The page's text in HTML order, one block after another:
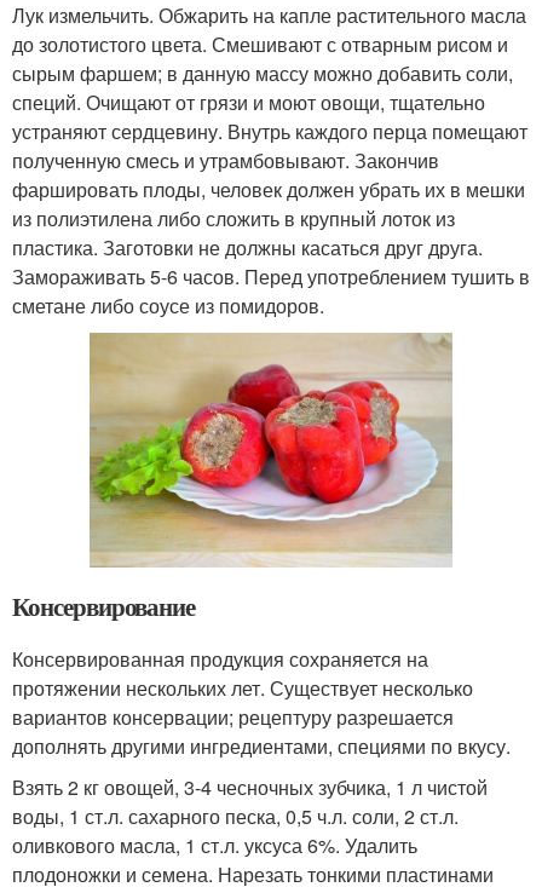
Лук измельчить. Обжарить на капле растительного масла
до золотистого цвета. Смешивают с отварным рисом и
сырым фаршем; в данную массу можно добавить соли,
специй. Очищают от грязи и моют овощи, тщательно
устраняют сердцевину. Внутрь каждого перца помещают
полученную смесь и утрамбовывают. Закончив
фаршировать плоды, человек должен убрать их в мешки
из полиэтилена либо сложить в крупный лоток из
пластика. Заготовки не должны касаться друг друга.
Замораживать 5-6 часов. Перед употреблением тушить в
сметане либо соусе из помидоров.
Консервирование
Консервированная продукция сохраняется на
протяжении нескольких лет. Существует несколько
вариантов консервации; рецептуру разрешается
дополнять другими ингредиентами, специями по вкусу.
Взять 2 кг овощей, 3-4 чесночных зубчика, 1 л чистой
воды, 1 ст.л. сахарного песка, 0,5 ч.л. соли, 2 ст.л.
оливкового масла, 1 ст.л. уксуса 6%. Удалить
плодоножки и семена. Нарезать тонкими пластинами